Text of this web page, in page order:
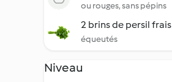
ou rouges, sans pépins
2 brins de persil frais
équeutés
Niveau